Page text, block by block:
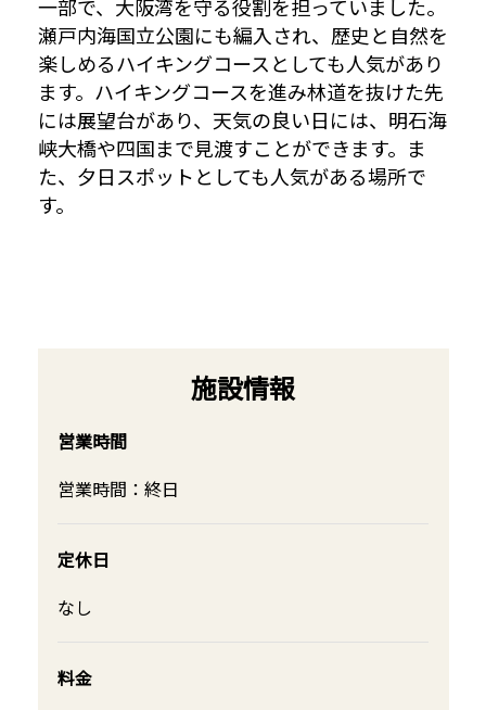
一部で、大阪湾を守る役割を担っていました。
瀬戸内海国立公園にも編入され、歴史と自然を
楽しめるハイキングコースとしても人気があり
ます。ハイキングコースを進み林道を抜けた先
には展望台があり、天気の良い日には、明石海
峡大橋や四国まで見渡すことができます。ま
た、夕日スポットとしても人気がある場所で
す。
施設情報
営業時間
営業時間：終日
定休日
なし
料金